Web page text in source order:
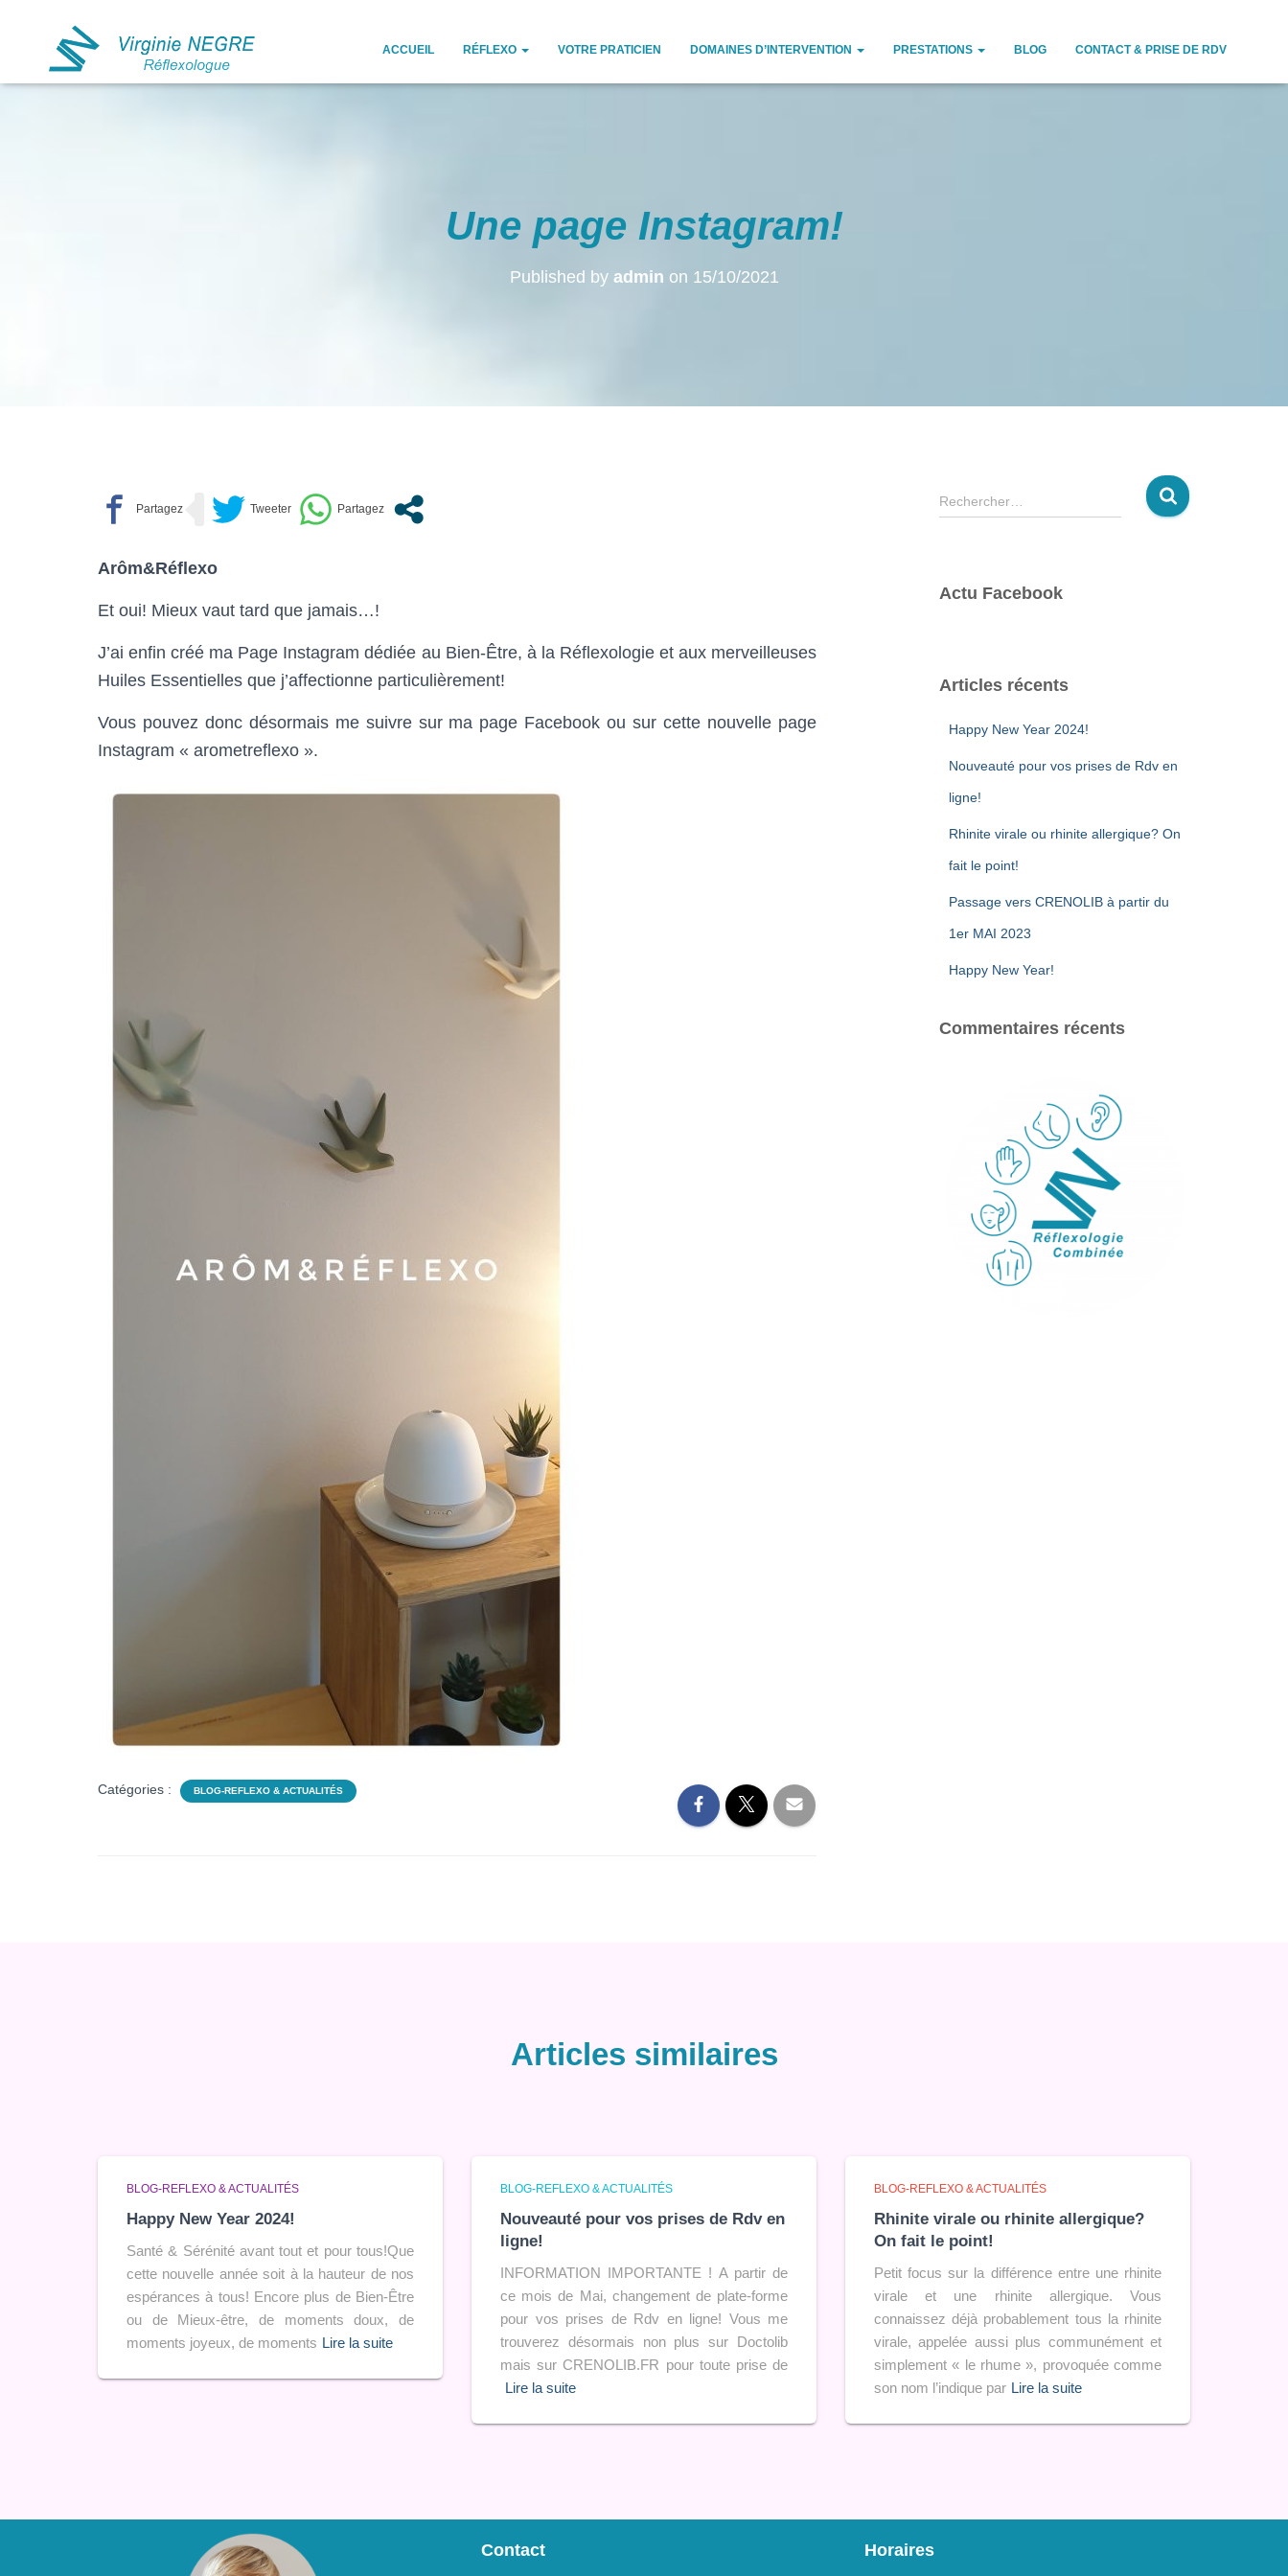
ACCUEIL RÉFLEXO VOTRE PRATICIEN DOMAINES D’INTERVENTION PRESTATIONS BLOG CONTACT & PRISE DE RDV
Une page Instagram!
Published by admin on 15/10/2021
Arôm&Réflexo
Et oui! Mieux vaut tard que jamais…!
J’ai enfin créé ma Page Instagram dédiée au Bien-Être, à la Réflexologie et aux merveilleuses
Huiles Essentielles que j’affectionne particulièrement!
Vous pouvez donc désormais me suivre sur ma page Facebook ou sur cette nouvelle page
Instagram « arometreflexo ».
Catégories : BLOG-REFLEXO & ACTUALITÉS
R
e
r
r
Rechercher…
Actu Facebook
Articles récents
Happy New Year 2024!
Nouveauté pour vos prises de Rdv en
ligne!
Rhinite virale ou rhinite allergique? On
fait le point!
Passage vers CRENOLIB à partir du
1er MAI 2023
Happy New Year!
Commentaires récents
Articles similaires
BLOG-REFLEXO & ACTUALITÉS
Happy New Year 2024!
Santé & Sérénité avant tout et pour tous!Que
cette nouvelle année soit à la hauteur de nos
espérances à tous! Encore plus de Bien-Être
ou de Mieux-être, de moments doux, de
moments joyeux, de moments Lire la suite
BLOG-REFLEXO & ACTUALITÉS
Nouveauté pour vos prises de Rdv en
ligne!
INFORMATION IMPORTANTE ! A partir de
ce mois de Mai, changement de plate-forme
pour vos prises de Rdv en ligne! Vous me
trouverez désormais non plus sur Doctolib
mais sur CRENOLIB.FR pour toute prise de
Lire la suite
BLOG-REFLEXO & ACTUALITÉS
Rhinite virale ou rhinite allergique?
On fait le point!
Petit focus sur la différence entre une rhinite
virale et une rhinite allergique. Vous
connaissez déjà probablement tous la rhinite
virale, appelée aussi plus communément et
simplement « le rhume », provoquée comme
son nom l’indique par Lire la suite
Contact Horaires